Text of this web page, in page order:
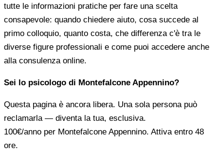
tutte le informazioni pratiche per fare una scelta
consapevole: quando chiedere aiuto, cosa succede al
primo colloquio, quanto costa, che differenza c'è tra le
diverse figure professionali e come puoi accedere anche
alla consulenza online.
Sei lo psicologo di Montefalcone Appennino?
Questa pagina è ancora libera. Una sola persona può
reclamarla — diventa la tua, esclusiva.
100€/anno per Montefalcone Appennino. Attiva entro 48
ore.